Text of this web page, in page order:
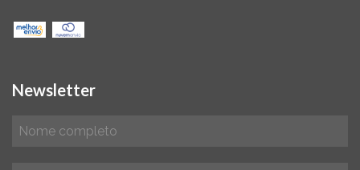
Newsletter